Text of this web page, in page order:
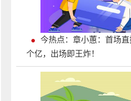
今热点：章小蕙：首场
个亿，出场即王炸！